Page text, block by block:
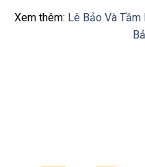
Xem thêm: Lê Bảo Và Tầm